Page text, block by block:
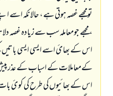
تومجھے غصہ ہوتی ہے ، حالانکہ
، مجھے جومعاملہ سب سے زيادہ غصہ
اس کے بھائ اسے ایسی ایسی
کےمعاملات کے اسباب کے عذرپیش
اس کے بھائیوں کی طرح کی کوئ بات